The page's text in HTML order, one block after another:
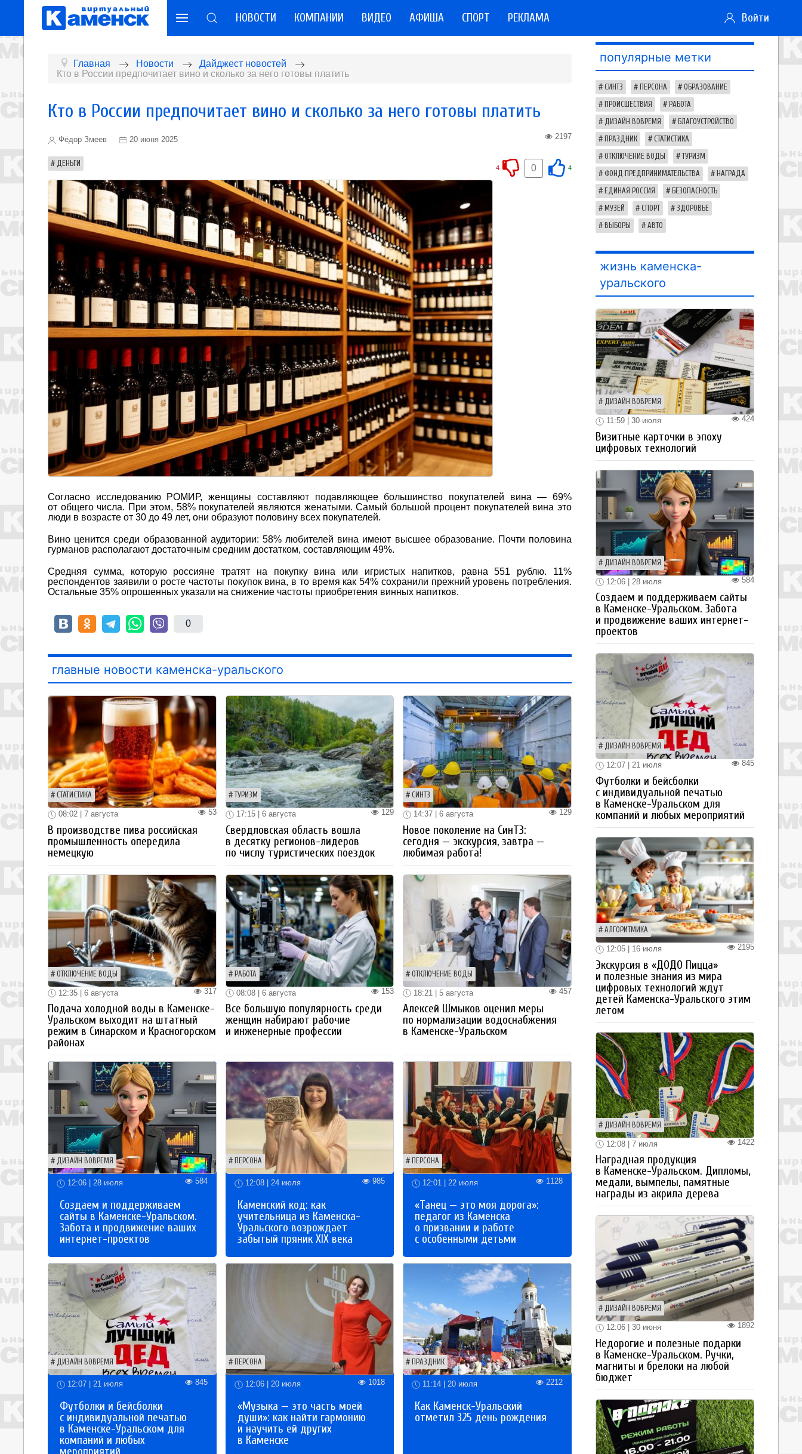
НОВОСТИ КОМПАНИИ ВИДЕО АФИША СПОРТ РЕКЛАМА Войти
Главная Новости
Дайджест новостей
Кто в России предпочитает вино и сколько за него готовы платить
Кто в России предпочитает вино и сколько за него готовы платить
Фёдор Змеев 20 июня 2025 2197
ДЕНЬГИ 4
0
4
Согласно исследованию РОМИР, женщины составляют подавляющее большинство покупателей вина — 69%
от общего числа. При этом, 58% покупателей являются женатыми. Самый большой процент покупателей вина это
люди в возрасте от 30 до 49 лет, они образуют половину всех покупателей.
Вино ценится среди образованной аудитории: 58% любителей вина имеют высшее образование. Почти половина
гурманов располагают достаточным средним достатком, составляющим 49%.
Средняя сумма, которую россияне тратят на покупку вина или игристых напитков, равна 551 рублю. 11%
респондентов заявили о росте частоты покупок вина, в то время как 54% сохранили прежний уровень потребления.
Остальные 35% опрошенных указали на снижение частоты приобретения винных напитков.
0
главные новости каменска-уральского
СТАТИСТИКА
53
08:02 | 7 августа
В производстве пива российская
промышленность опередила
немецкую
ТУРИЗМ
129
17:15 | 6 августа
Свердловская область вошла
в десятку регионов-лидеров
по числу туристических поездок
СИНТЗ
129
14:37 | 6 августа
Новое поколение на СинТЗ:
сегодня — экскурсия, завтра —
любимая работа!
ОТКЛЮЧЕНИЕ ВОДЫ
317
12:35 | 6 августа
Подача холодной воды в Каменске-
Уральском выходит на штатный
режим в Синарском и Красногорском
районах
РАБОТА
153
08:08 | 6 августа
Все большую популярность среди
женщин набирают рабочие
и инженерные профессии
ОТКЛЮЧЕНИЕ ВОДЫ
457
18:21 | 5 августа
Алексей Шмыков оценил меры
по нормализации водоснабжения
в Каменске-Уральском
ДИЗАЙН ВОВРЕМЯ
12:06 | 28 июля 584
Создаем и поддерживаем
сайты в Каменске-Уральском.
Забота и продвижение ваших
интернет-проектов
ПЕРСОНА
12:08 | 24 июля 985
Каменский код: как
учительница из Каменска-
Уральского возрождает
забытый пряник XIX века
ПЕРСОНА
12:01 | 22 июля 1128
«Танец — это моя дорога»:
педагог из Каменска
о призвании и работе
с особенными детьми
ДИЗАЙН ВОВРЕМЯ
12:07 | 21 июля 845
Футболки и бейсболки
с индивидуальной печатью
в Каменске-Уральском для
компаний и любых
ПЕРСОНА
12:06 | 20 июля 1018
«Музыка — это часть моей
души»: как найти гармонию
и научить ей других
в Каменске
ПРАЗДНИК
11:14 | 20 июля 2212
Как Каменск-Уральский
отметил 325 день рождения
популярные метки
СИНТЗ ПЕРСОНА ОБРАЗОВАНИЕ
ПРОИСШЕСТВИЯ РАБОТА
ДИЗАЙН ВОВРЕМЯ БЛАГОУСТРОЙСТВО
ПРАЗДНИК СТАТИСТИКА
ОТКЛЮЧЕНИЕ ВОДЫ ТУРИЗМ
ФОНД ПРЕДПРИНИМАТЕЛЬСТВА НАГРАДА
ЕДИНАЯ РОССИЯ БЕЗОПАСНОСТЬ
МУЗЕЙ СПОРТ ЗДОРОВЬЕ
ВЫБОРЫ АВТО
жизнь каменска-
уральского
ДИЗАЙН ВОВРЕМЯ
424
11:59 | 30 июля
Визитные карточки в эпоху
цифровых технологий
ДИЗАЙН ВОВРЕМЯ
584
12:06 | 28 июля
Создаем и поддерживаем сайты
в Каменске-Уральском. Забота
и продвижение ваших интернет-
проектов
ДИЗАЙН ВОВРЕМЯ
845
12:07 | 21 июля
Футболки и бейсболки
с индивидуальной печатью
в Каменске-Уральском для
компаний и любых мероприятий
АЛГОРИТМИКА
2195
12:05 | 16 июля
Экскурсия в «ДОДО Пицца»
и полезные знания из мира
цифровых технологий ждут
детей Каменска-Уральского этим
летом
ДИЗАЙН ВОВРЕМЯ
1422
12:08 | 7 июля
Наградная продукция
в Каменске-Уральском. Дипломы,
медали, вымпелы, памятные
награды из акрила дерева
ДИЗАЙН ВОВРЕМЯ
1892
12:06 | 30 июня
Недорогие и полезные подарки
в Каменске-Уральском. Ручки,
магниты и брелоки на любой
бюджет